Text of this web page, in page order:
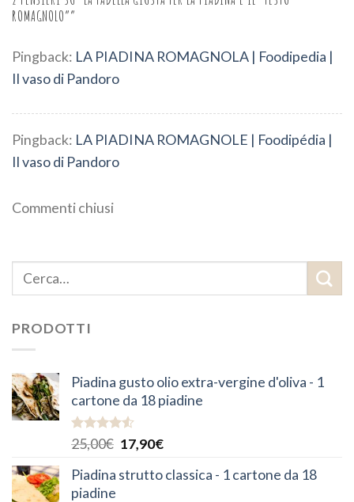
ROMAGNOLO””
Pingback: LA PIADINA ROMAGNOLA | Foodipedia |
Il vaso di Pandoro
Pingback: LA PIADINA ROMAGNOLE | Foodipédia |
Il vaso di Pandoro
Commenti chiusi
PRODOTTI
Piadina gusto olio extra-vergine d'oliva - 1
cartone da 18 piadine
Valutato
4.50
25,00€ 17,90€
Piadina strutto classica - 1 cartone da 18
piadine